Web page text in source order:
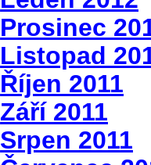
Prosinec
Listopad
Říjen 2011
Září 2011
Srpen 2011